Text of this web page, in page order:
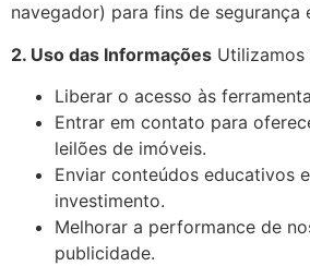
navegador) para fins de segurança
2. Uso das Informações Utilizamos
Liberar o acesso às
Entrar em contato para
leilões de imóveis.
Enviar conteúdos educativos
investimento.
Melhorar a performance de
publicidade.